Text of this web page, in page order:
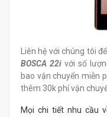
Liên hệ với chúng tôi
BOSCA 22i với số
bao vận chuyển miễn
thêm 30k phí vận
Mọi chi tiết nhu cầu